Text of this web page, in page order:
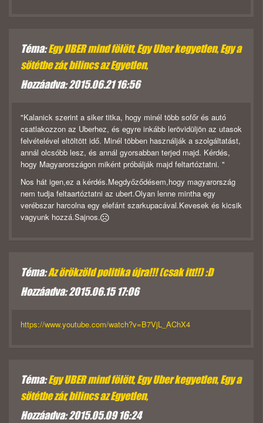
Téma:Egy UBER mind fölött, Egy Uber kegyetlen, Egy a
sötétbe zár, bilincs az Egyetlen,
Hozzáadva: 2015.06.21 16:56
"Kalanick szerint a siker titka, hogy minél több sofőr és autó
csatlakozzon az Uberhez, és egyre inkább lerövidüljön az utasok
felvételével eltöltött idő. Minél többen használják a szolgáltatást,
annál olcsóbb lesz, és annál gyorsabban terjed majd. Kérdés,
hogy Magyarországon miként próbálják majd feltartóztatni. "
Nos hát igen,ez a kérdés.Megdyőződésem,hogy magyarország
nem tudja feltaartóztatni az ubert.Olyan lenne mintha egy
verébszar harcolna egy elefánt szarkupacával.Kevesek és kicsik
vagyunk hozzá.Sajnos.
Téma:Az örökzöld politika újra!!! (csak itt!!) :D
Hozzáadva: 2015.06.15 17:06
https://www.youtube.com/watch?v=B7VjL_AChX4
Téma:Egy UBER mind fölött, Egy Uber kegyetlen, Egy a
sötétbe zár, bilincs az Egyetlen,
Hozzáadva: 2015.05.09 16:24